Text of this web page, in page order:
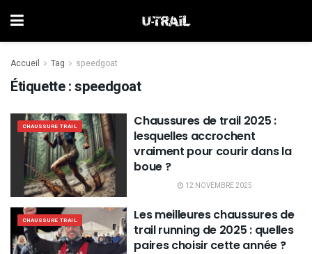
Accueil Tag speedgoat
Étiquette :speedgoat
CHAUSSURE TRAIL
Chaussures de trail 2025 :
lesquelles accrochent
vraiment pour courir dans la
boue ?
12 NOVEMBRE 2025
CHAUSSURE TRAIL
Les meilleures chaussures de
trail running de 2025 : quelles
paires choisir cette année ?